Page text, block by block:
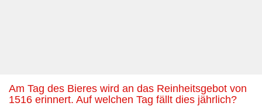
Am Tag des Bieres wird an das Reinheitsgebot von
1516 erinnert. Auf welchen Tag fällt dies jährlich?